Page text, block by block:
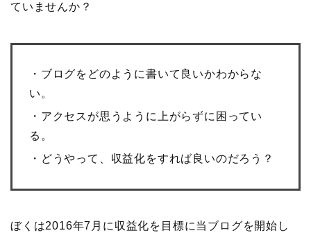
ていませんか？
・ブログをどのように書いて良いかわからな
い。
・アクセスが思うように上がらずに困ってい
る。
・どうやって、収益化をすれば良いのだろう？
ぼくは2016年7月に収益化を目標に当ブログを開始し